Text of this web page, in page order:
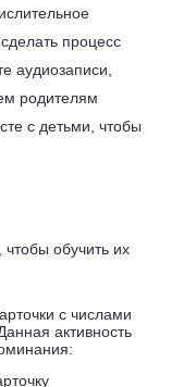
процесс
аудиозаписи,
родителям
с детьми, чтобы
обучить их
с числами
активность